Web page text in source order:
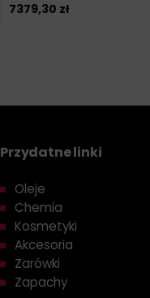
7379,30 zł
Przydatne linki
Oleje
Chemia
Kosmetyki
Akcesoria
Żarówki
Zapachy